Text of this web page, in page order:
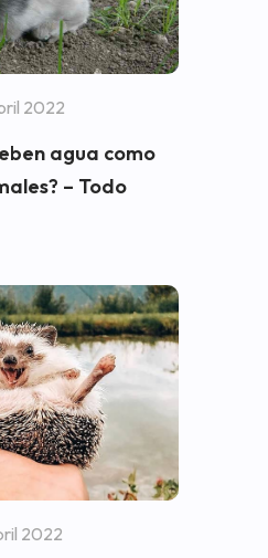
2022
agua como
– Todo
2022